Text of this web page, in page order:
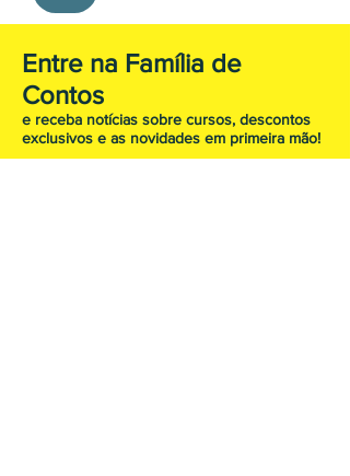
Entre na Família de
Contos
e receba notícias sobre cursos, descontos
exclusivos e as novidades em primeira mão!